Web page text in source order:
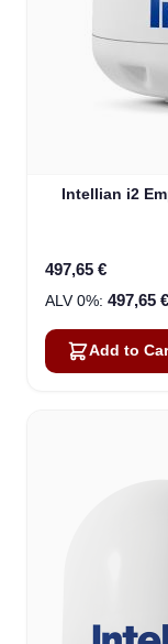
Intellian i2
497,65 €
497,65 €
Add to